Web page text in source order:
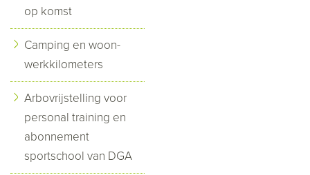
op komst
Camping en woon-
werkkilometers
Arbovrijstelling voor
personal training en
abonnement
sportschool van DGA